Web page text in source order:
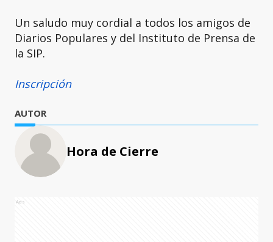
Un saludo muy cordial a todos los amigos de
Diarios Populares y del Instituto de Prensa de
la SIP.
Inscripción
AUTOR
Hora de Cierre
Ads